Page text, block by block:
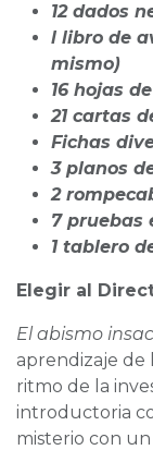
12 dados
l libro de
mismo)
16 hojas
21 cartas
Fichas
3 planos
2
7 pruebas
1 tablero
Elegir al
El abismo
aprendizaje de
ritmo de la
introductoria
misterio con